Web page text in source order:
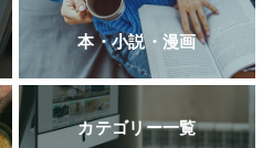
本・小説・漫画
カテゴリー一覧